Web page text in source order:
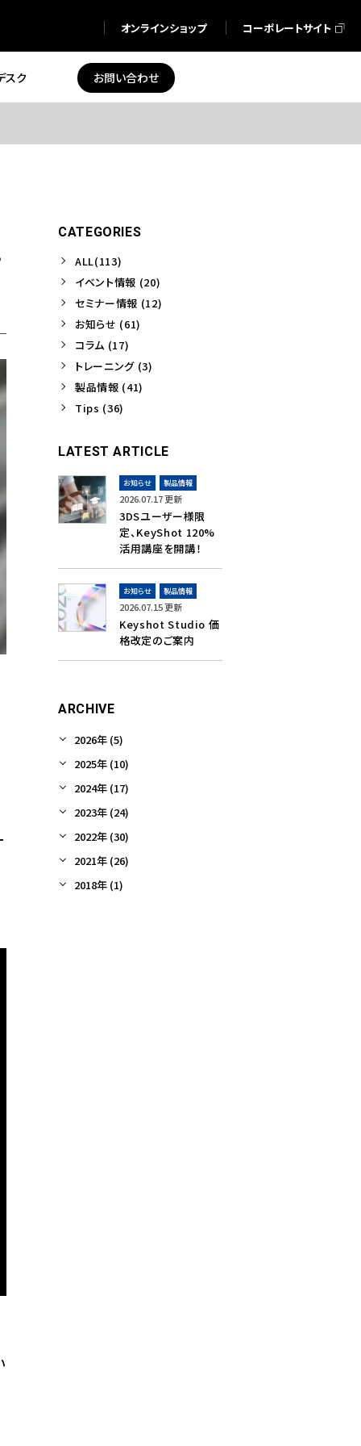
オンラインショップ コーポレートサイト
スク お問い合わせ
CATEGORIES
ALL(113)
イベント情報 (20)
セミナー情報 (12)
お知らせ (61)
コラム (17)
トレーニング (3)
製品情報 (41)
Tips (36)
LATEST ARTICLE
お知らせ 製品情報
2026.07.17 更新
3DSユーザー様限
定、KeyShot 120%
活用講座を開講！
お知らせ 製品情報
2026.07.15 更新
Keyshot Studio 価
格改定のご案内
ARCHIVE
2026年 (5)
2025年 (10)
2024年 (17)
2023年 (24)
2022年 (30)
2021年 (26)
2018年 (1)